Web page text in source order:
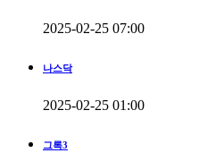
2025-02-25 07:00
나스닥
2025-02-25 01:00
그록3